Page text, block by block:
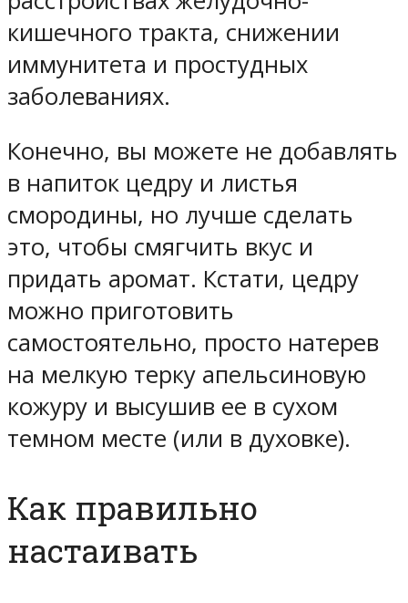
кишечного тракта, снижении
иммунитета и простудных
заболеваниях.
Конечно, вы можете не добавлять
в напиток цедру и листья
смородины, но лучше сделать
это, чтобы смягчить вкус и
придать аромат. Кстати, цедру
можно приготовить
самостоятельно, просто натерев
на мелкую терку апельсиновую
кожуру и высушив ее в сухом
темном месте (или в духовке).
Как правильно
настаивать